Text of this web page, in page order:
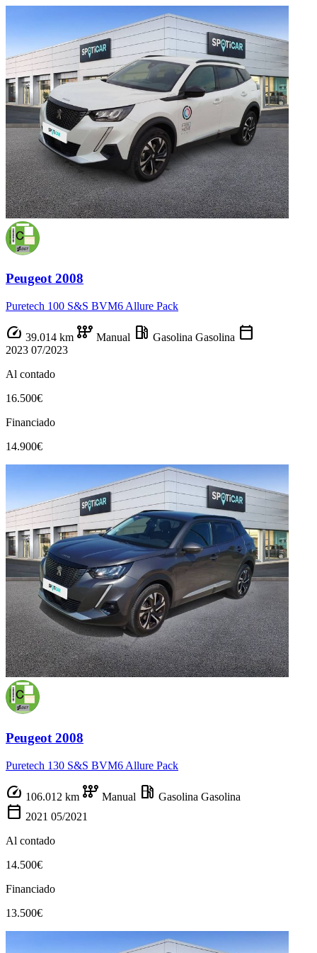
Peugeot 2008
Puretech 100 S&S BVM6 Allure Pack
speed 39.014 km auto_transmission Manual local_gas_station Gasolina Gasolina calendar_today
2023 07/2023
Al contado
16.500€
Financiado
14.900€
Peugeot 2008
Puretech 130 S&S BVM6 Allure Pack
speed 106.012 km auto_transmission Manual local_gas_station Gasolina Gasolina
calendar_today 2021 05/2021
Al contado
14.500€
Financiado
13.500€